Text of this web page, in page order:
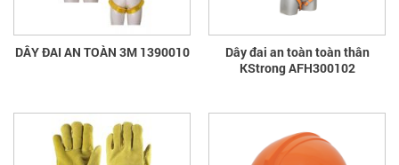
DÂY ĐAI AN TOÀN 3M 1390010
Dây đai an toàn toàn thân
KStrong AFH300102